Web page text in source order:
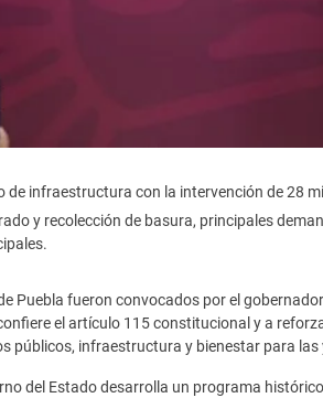
infraestructura con la intervención de 28
y recolección de basura, principales
Puebla fueron convocados por el
el artículo 115 constitucional y a
públicos, infraestructura y bienestar para las
del Estado desarrolla un programa